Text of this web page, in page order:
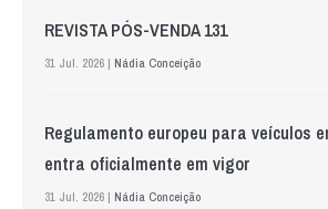
REVISTA PÓS-VENDA 131
31 Jul. 2026 | Nádia Conceição
Regulamento europeu para veículos
entra oficialmente em vigor
31 Jul. 2026 | Nádia Conceição